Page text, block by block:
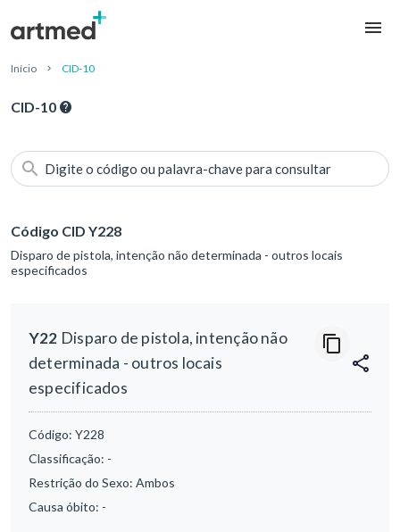
Início CID-10
CID-10
Digite o código ou palavra-chave para consultar
Código CID Y228
Disparo de pistola, intenção não determinada - outros locais
especificados
Y22 Disparo de pistola, intenção não
determinada - outros locais
especificados
Código: Y228
Classificação: -
Restrição do Sexo: Ambos
Causa óbito: -